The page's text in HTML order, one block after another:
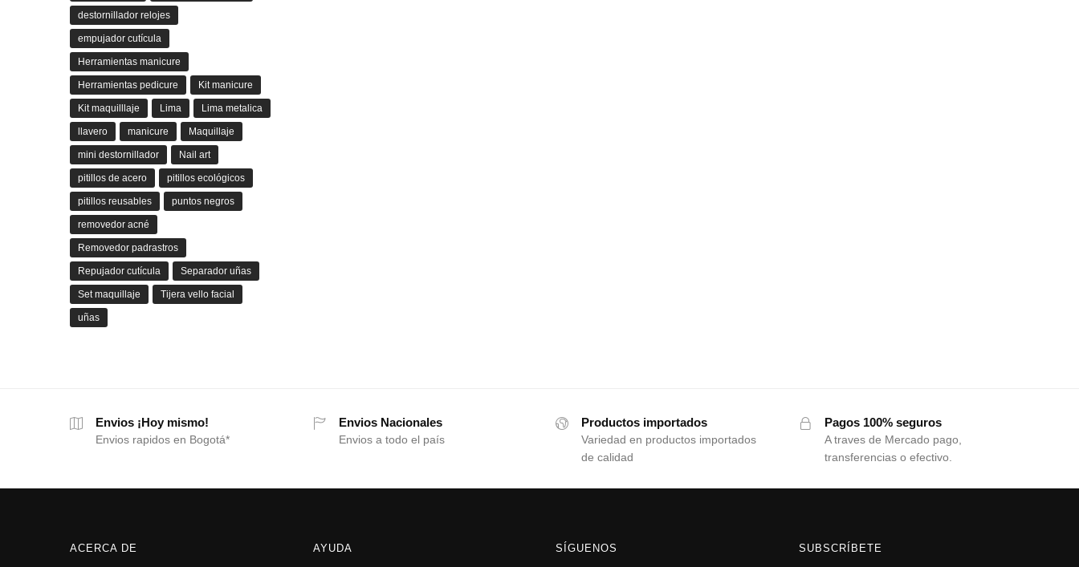
destornillador relojes
empujador cutícula
Herramientas manicure
Herramientas pedicure Kit manicure
Kit maquilllaje Lima Lima metalica
llavero manicure Maquillaje
mini destornillador Nail art
pitillos de acero pitillos ecológicos
pitillos reusables puntos negros
removedor acné
Removedor padrastros
Repujador cutícula Separador uñas
Set maquillaje Tijera vello facial
uñas
Envios ¡Hoy mismo!
Envios rapidos en Bogotá*
Envios Nacionales
Envios a todo el país
Productos importados
Variedad en productos importados
de calidad
Pagos 100% seguros
A traves de Mercado pago,
transferencias o efectivo.
ACERCA DE AYUDA SÍGUENOS SUBSCRÍBETE